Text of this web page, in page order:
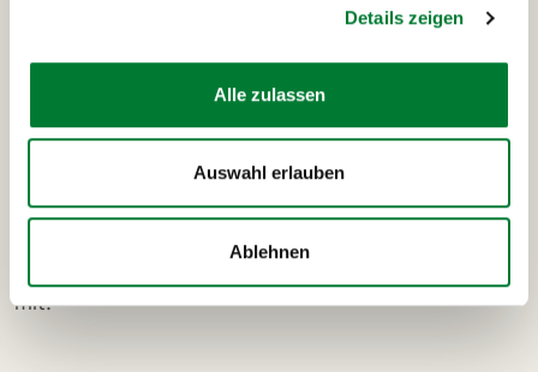
Details zeigen
Alle zulassen
Auswahl erlauben
Ablehnen
Lichterrundfahrt London 15 €
Bei unserer "London by night" Tour zeigen wir dir die
romantischen Highlights der Weltstadt im Lichtermeer!
Wir sehen unter anderem die beleuchtete Tower Bridge,
den Big Ben und vieles mehr.
mit!